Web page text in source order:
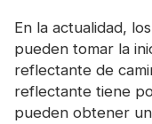
En la actualidad,
pueden tomar la
reflectante de
reflectante tiene
pueden obtener un